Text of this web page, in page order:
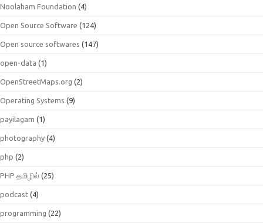
Noolaham Foundation (4)
Open Source Software (124)
Open source softwares (147)
open-data (1)
OpenStreetMaps.org (2)
Operating Systems (9)
payilagam (1)
photography (4)
php (2)
PHP தமிழில் (25)
podcast (4)
programming (22)